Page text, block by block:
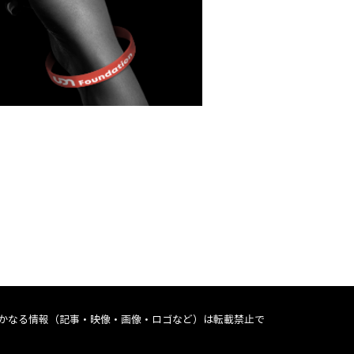
なる情報（記事・映像・画像・ロゴなど）は転載禁止で